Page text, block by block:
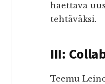
haettava
tehtäväksi.
III:
Teemu